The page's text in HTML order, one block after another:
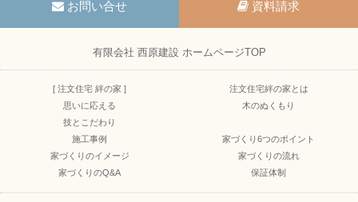
お問い合せ 資料請求
有限会社 西原建設 ホームページTOP
[ 注文住宅 絆の家 ]
注文住宅絆の家とは
思いに応える
木のぬくもり
技とこだわり
施工事例
家づくり6つのポイント
家づくりのイメージ
家づくりの流れ
家づくりのQ&A
保証体制